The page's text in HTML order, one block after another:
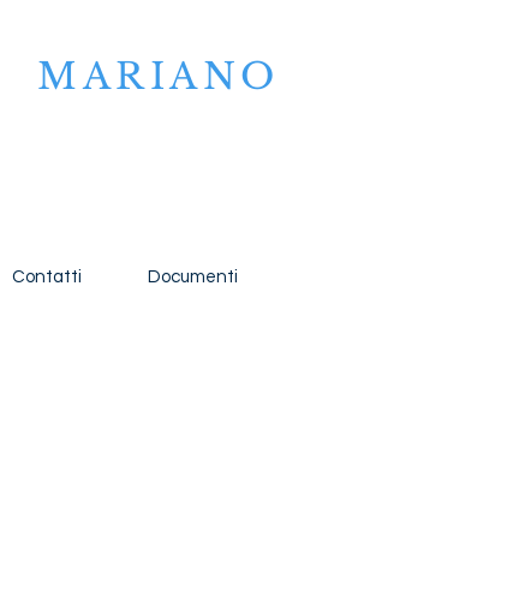
MARIANO
Contatti Documenti